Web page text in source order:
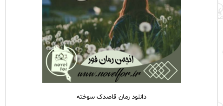
دانلود رمان قاصدک سوخته